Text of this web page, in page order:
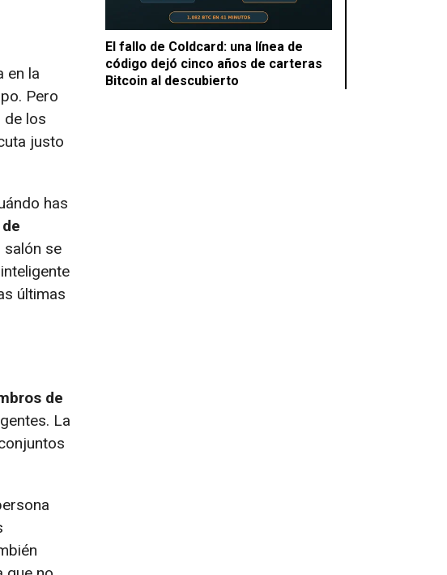
El fallo de Coldcard: una línea de
código dejó cinco años de carteras
Bitcoin al descubierto
en la
Pero
de los
justo
has
salón se
últimas
de
La